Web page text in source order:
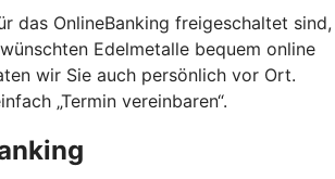
das OnlineBanking freigeschaltet sind,
Edelmetalle bequem online
wir Sie auch persönlich vor Ort.
„Termin vereinbaren“.